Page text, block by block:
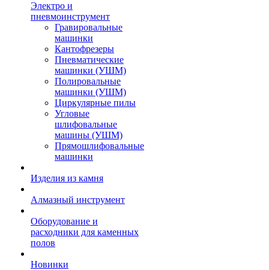
Электро и
пневмоинструмент
Гравировальные
машинки
Кантофрезеры
Пневматические
машинки (УШМ)
Полировальные
машинки (УШМ)
Циркулярные пилы
Угловые
шлифовальные
машины (УШМ)
Прямошлифовальные
машинки
Изделия из камня
Алмазный инструмент
Оборудование и
расходники для каменных
полов
Новинки